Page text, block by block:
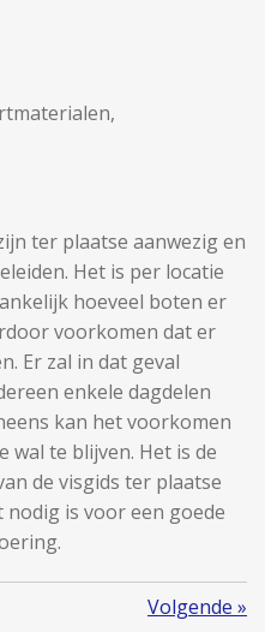
ter plaatse aanwezig en
Het is per locatie
hoeveel boten er
voorkomen dat er
Er zal in dat geval
enkele dagdelen
kan het voorkomen
wal te blijven. Het is de
de visgids ter plaatse
is voor een goede
Volgende »